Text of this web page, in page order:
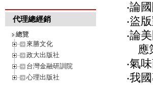
代理總經銷
總覽
來勝文化
政大出版社
台灣金融研訓院
心理出版社
‧論
‧盜
‧論
應
‧氣
‧我